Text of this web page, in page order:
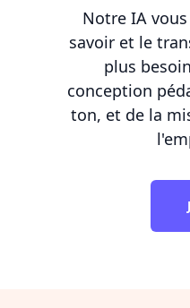
Notre IA
savoir et le
plus
conception
ton, et de la